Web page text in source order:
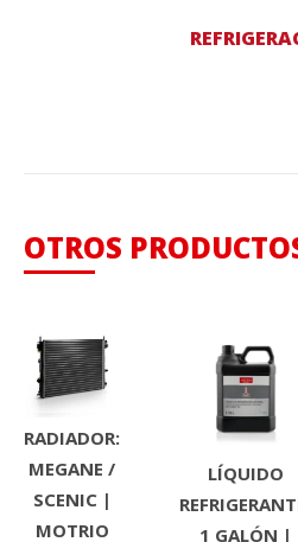
OTROS
RADIADOR:
MEGANE /
SCENIC |
MOTRIO
LÍQUIDO
1 GALÓN |